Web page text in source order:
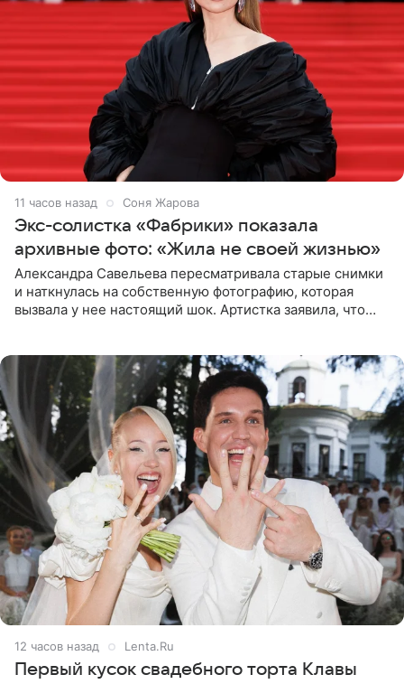
11 часов назад Соня Жарова
Экс-солистка «Фабрики» показала
архивные фото: «Жила не своей жизнью»
Александра Савельева пересматривала старые снимки
и наткнулась на собственную фотографию, которая
вызвала у нее настоящий шок. Артистка заявила, что
12 часов назад Lenta.Ru
Первый кусок свадебного торта Клавы